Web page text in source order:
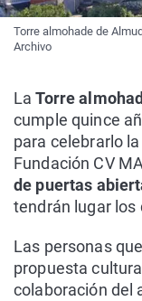
Torre almohade de
Archivo
LaTorre
cumple quince
para celebrarlo
Fundación CV
de puertas
tendrán lugar los
Las personas
propuesta
colaboración del